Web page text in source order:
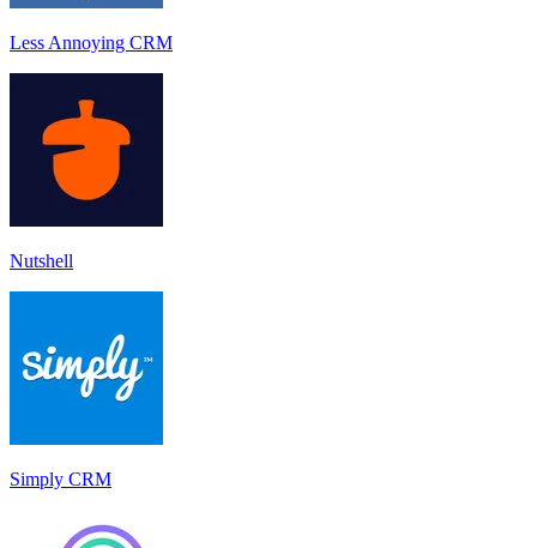
Less Annoying CRM
Nutshell
Simply CRM